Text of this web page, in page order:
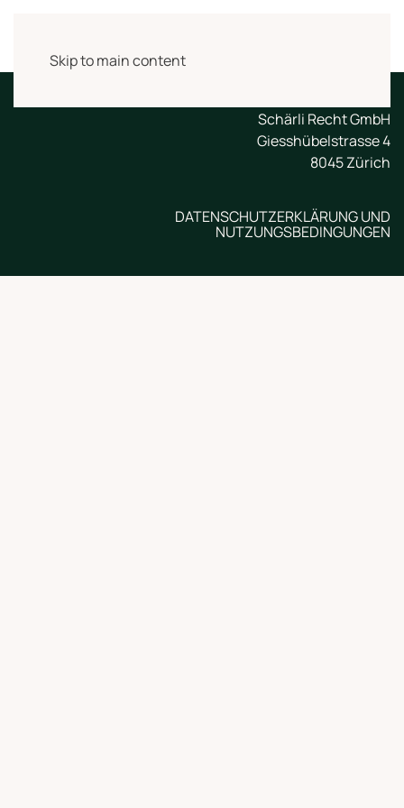
Skip to main content
Schärli Recht GmbH
Giesshübelstrasse 4
8045 Zürich
DATENSCHUTZERKLÄRUNG UND
NUTZUNGSBEDINGUNGEN